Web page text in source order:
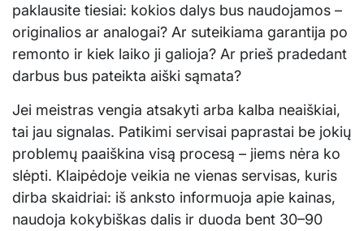
paklausite tiesiai: kokios dalys bus naudojamos –
originalios ar analogai? Ar suteikiama garantija po
remonto ir kiek laiko ji galioja? Ar prieš pradedant
darbus bus pateikta aiški sąmata?
Jei meistras vengia atsakyti arba kalba neaiškiai,
tai jau signalas. Patikimi servisai paprastai be jokių
problemų paaiškina visą procesą – jiems nėra ko
slėpti. Klaipėdoje veikia ne vienas servisas, kuris
dirba skaidriai: iš anksto informuoja apie kainas,
naudoja kokybiškas dalis ir duoda bent 30–90